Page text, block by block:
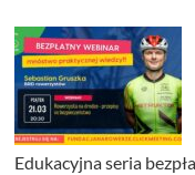
Edukacyjna seria